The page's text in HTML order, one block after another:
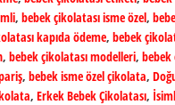
, bebek çikolatası isme özel,
kapıda ödeme, bebek
, bebek çikolatası modelleri, bebek
, bebek isme özel çikolata,
, Erkek Bebek Çikolatası,